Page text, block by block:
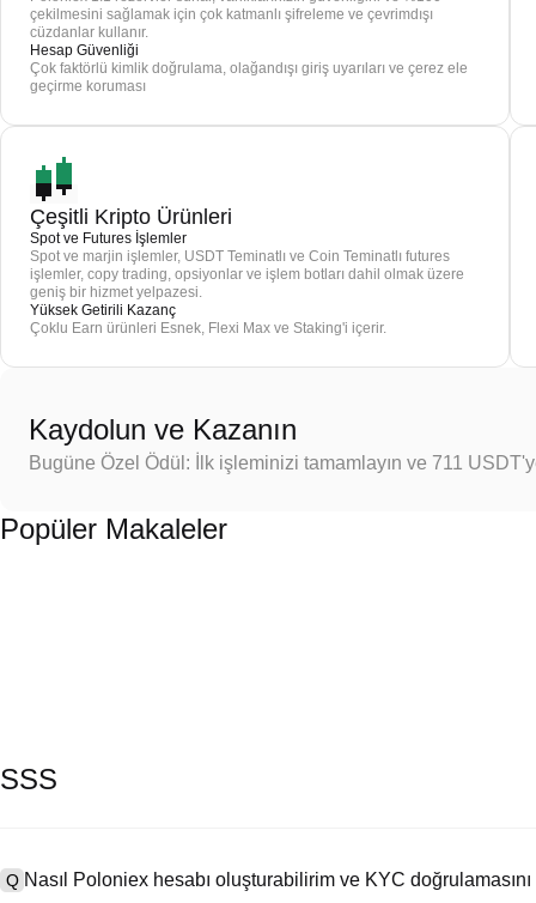
çekilmesini sağlamak için çok katmanlı şifreleme ve çevrimdışı
cüzdanlar kullanır.
Hesap Güvenliği
Çok faktörlü kimlik doğrulama, olağandışı giriş uyarıları ve çerez ele
geçirme koruması
Çeşitli Kripto Ürünleri
Spot ve Futures İşlemler
Spot ve marjin işlemler, USDT Teminatlı ve Coin Teminatlı futures
işlemler, copy trading, opsiyonlar ve işlem botları dahil olmak üzere
geniş bir hizmet yelpazesi.
Yüksek Getirili Kazanç
Çoklu Earn ürünleri Esnek, Flexi Max ve Staking'i içerir.
Kaydolun ve Kazanın
Bugüne Özel Ödül: İlk işleminizi tamamlayın ve 711
Popüler Makaleler
SSS
Q Nasıl Poloniex hesabı oluşturabilirim ve KYC